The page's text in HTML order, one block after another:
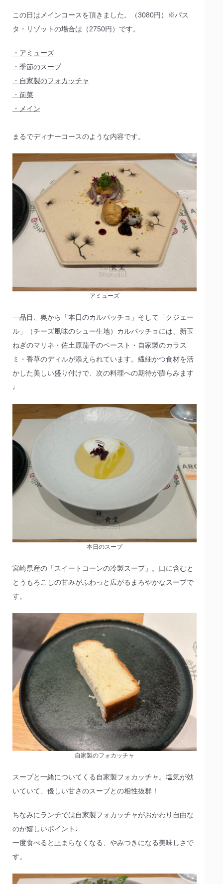
この日はメインコースを頂きました。（3080円）※パス
タ・リゾットの場合は（2750円）です。
・アミューズ
・季節のスープ
・自家製のフォカッチャ
・前菜
・メイン
まるでディナーコースのような内容です。
アミューズ
一品目、奥から「本日のカルパッチョ」そして「クジェー
ル」（チーズ風味のシュー生地）カルパッチョには、新玉
ねぎのマリネ・佐土原茄子のペースト・自家製のカラス
ミ・香草のディルが添えられています。繊細かつ食材を活
かした美しい盛り付けで、次の料理への期待が膨らみます
♩
本日のスープ
宮崎県産の「スイートコーンの冷製スープ」。口に含むと
とうもろこしの甘みがふわっと広がるまろやかなスープで
す。
自家製のフォカッチャ
スープと一緒についてくる自家製フォカッチャ。塩気が効
いていて、優しい甘さのスープとの相性抜群！
ちなみにランチでは自家製フォカッチャがおかわり自由な
のが嬉しいポイント♩
一度食べると止まらなくなる、やみつきになる美味しさで
す。